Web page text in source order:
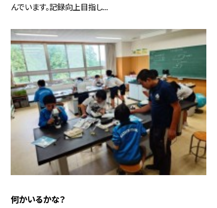
んでいます。記録向上目指し...
何かいるかな？